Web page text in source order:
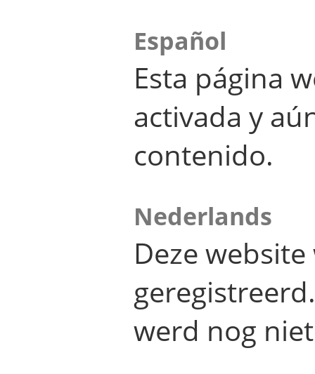
Español
Esta página
activada y
contenido.
Nederlands
Deze
werd nog